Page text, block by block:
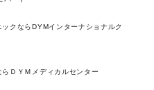
クならDYMインターナショナルク
ＤＹＭメディカルセンター